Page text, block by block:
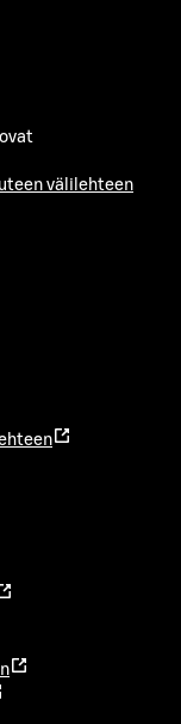
välilehteen